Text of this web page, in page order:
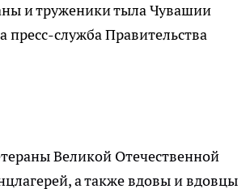
и труженики тыла Чувашии
служба Правительства
Великой Отечественной
а также вдовы и вдовцы